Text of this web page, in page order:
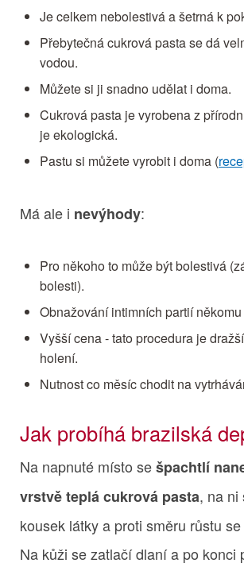
Je celkem nebolestivá a šetrná k
Přebytečná cukrová pasta se dá
vodou.
Můžete si ji snadno udělat i doma.
Cukrová pasta je vyrobena z
je ekologická.
Pastu si můžete vyrobit i doma (
Má ale i nevýhody:
Pro někoho to může být bolestivá
bolesti).
Obnažování intimních partií
Vyšší cena - tato procedura je
holení.
Nutnost co měsíc chodit na
Jak probíhá brazilská
Na napnuté místo sešpachtlí
vrstvě teplá cukrová pasta, na ni
kousek látky a proti směru růstu
Na kůži se zatlačí dlaní a po konci